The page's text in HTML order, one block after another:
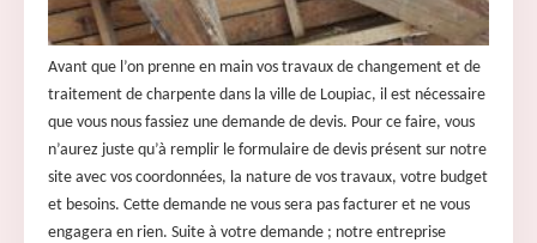
Avant que l’on prenne en main vos travaux de changement et de
traitement de charpente dans la ville de Loupiac, il est nécessaire
que vous nous fassiez une demande de devis. Pour ce faire, vous
n’aurez juste qu’à remplir le formulaire de devis présent sur notre
site avec vos coordonnées, la nature de vos travaux, votre budget
et besoins. Cette demande ne vous sera pas facturer et ne vous
engagera en rien. Suite à votre demande ; notre entreprise